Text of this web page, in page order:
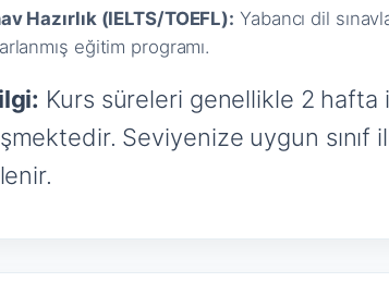
Hazırlık (IELTS/TOEFL): Yabancı dil
eğitim programı.
Kurs süreleri genellikle 2 hafta
Seviyenize uygun sınıf